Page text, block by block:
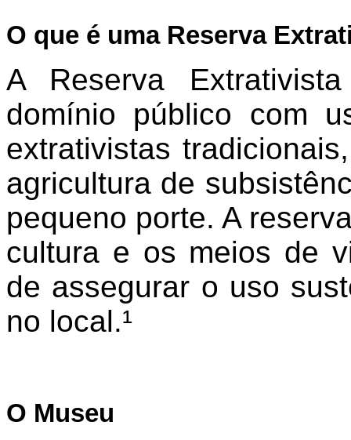
O que é uma Reserva
A Reserva
domínio público com
extrativistas
agricultura de
pequeno porte. A
cultura e os meios de
de assegurar o uso
no local.¹
O Museu